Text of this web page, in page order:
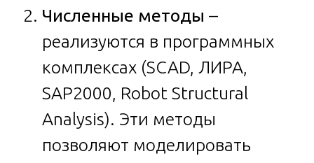
Численные методы –
реализуются в программных
комплексах (SCAD, ЛИРА,
SAP2000, Robot Structural
Analysis). Эти методы
позволяют моделировать